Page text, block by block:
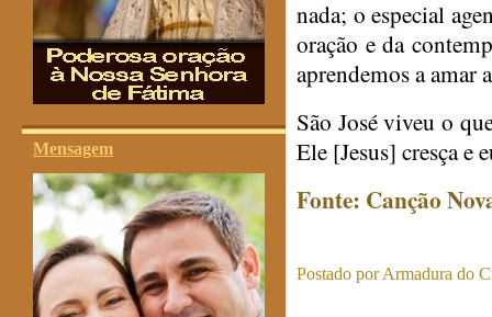
Mensagem
nada; o especial
oração e da
aprendemos a amar
São José viveu o
Ele [Jesus] cresça e
Fonte: Canção
Postado porArmadura do